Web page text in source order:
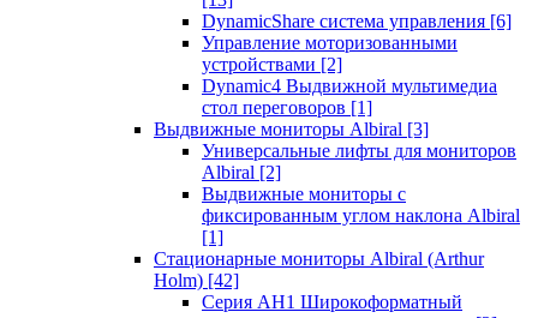
DynamicShare система управления [6]
Управление моторизованными
устройствами [2]
Dynamic4 Выдвижной мультимедиа
стол переговоров [1]
Выдвижные мониторы Albiral [3]
Универсальные лифты для мониторов
Albiral [2]
Выдвижные мониторы с
фиксированным углом наклона Albiral
[1]
Стационарные мониторы Albiral (Arthur
Holm) [42]
Серия AH1 Широкоформатный